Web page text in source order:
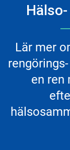
Lär mer
en ren